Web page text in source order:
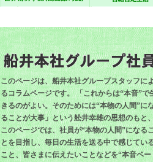
このページは、船井本社グループスタッフに
るコラムページです。 「これからは“本音”で
きるのがよい。そのためには“本物の人間”に
ることが大事」という舩井幸雄の思想のもと
このページでは、社員が“本物の人間”になる
とを目指し、毎日の生活を送る中で感じてい
こと、皆さまに伝えたいことなどを“本音ベー